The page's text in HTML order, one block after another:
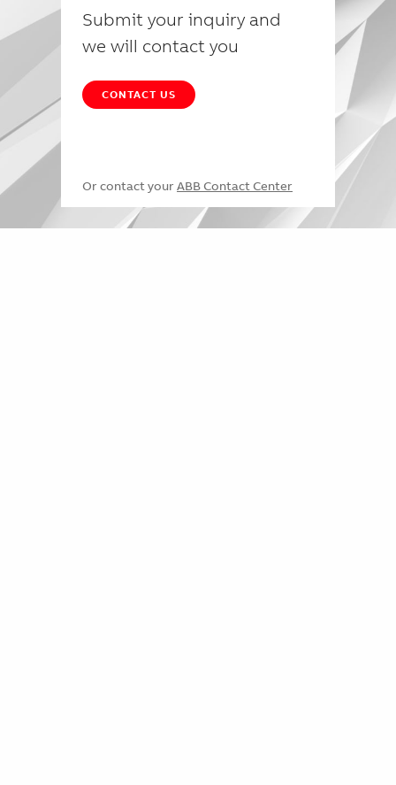
Submit your inquiry and
we will contact you
CONTACT US
Or contact your ABB Contact Center